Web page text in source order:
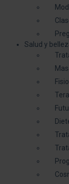
Salud y